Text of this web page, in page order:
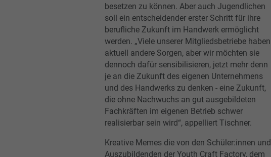
besetzen zu können. Aber auch Jugendlichen
soll ein entscheidender erster Schritt für ihre
berufliche Zukunft im Handwerk ermöglicht
werden. „Viele unserer Mitgliedsbetriebe haben
aktuell andere Sorgen, aber wir möchten sie
dennoch dafür sensibilisieren, jetzt mehr denn
je an die Zukunft des eigenen Unternehmens
und des Handwerks zu denken - eine Zukunft,
die ohne Nachwuchs an gut ausgebildeten
Fachkräften im eigenen Betrieb schwer
realisierbar sein wird“, appelliert Tischner.
Kreative Memes die von den Schüler:innen und
Auszubildenden der Youth Craft Factory, dem